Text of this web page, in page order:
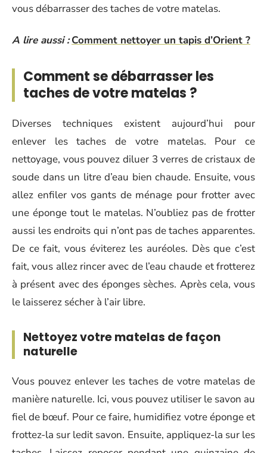
vous débarrasser des taches de votre matelas.
A lire aussi : Comment nettoyer un tapis d’Orient ?
Comment se débarrasser les
taches de votre matelas ?
Diverses techniques existent aujourd’hui pour
enlever les taches de votre matelas. Pour ce
nettoyage, vous pouvez diluer 3 verres de cristaux de
soude dans un litre d’eau bien chaude. Ensuite, vous
allez enfiler vos gants de ménage pour frotter avec
une éponge tout le matelas. N’oubliez pas de frotter
aussi les endroits qui n’ont pas de taches apparentes.
De ce fait, vous éviterez les auréoles. Dès que c’est
fait, vous allez rincer avec de l’eau chaude et frotterez
à présent avec des éponges sèches. Après cela, vous
le laisserez sécher à l’air libre.
Nettoyez votre matelas de façon
naturelle
Vous pouvez enlever les taches de votre matelas de
manière naturelle. Ici, vous pouvez utiliser le savon au
fiel de bœuf. Pour ce faire, humidifiez votre éponge et
frottez-la sur ledit savon. Ensuite, appliquez-la sur les